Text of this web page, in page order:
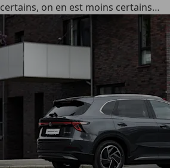
certains, on en est moins certains…